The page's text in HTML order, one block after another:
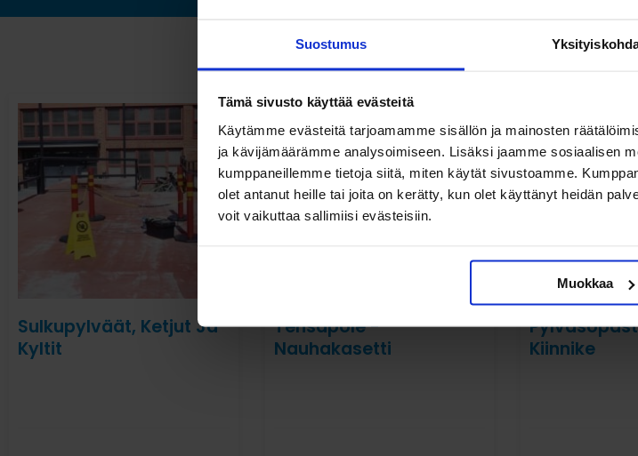
Suostumus
Tämä sivusto käyttää evästeitä
Käytämme evästeitä tarjoamamme sisällön ja mainosten
ja kävijämäärämme analysoimiseen. Lisäksi jaamme sosiaalisen
kumppaneillemme tietoja siitä, miten käytät sivustoamme.
olet antanut heille tai joita on kerätty, kun olet käyttänyt heidän
voit vaikuttaa sallimiisi evästeisiin.
Muokkaa
Katso myös nämä
Sulkupylväät, Ketjut Ja
Kyltit
Tensapole -
Nauhakasetti
Kiinnike